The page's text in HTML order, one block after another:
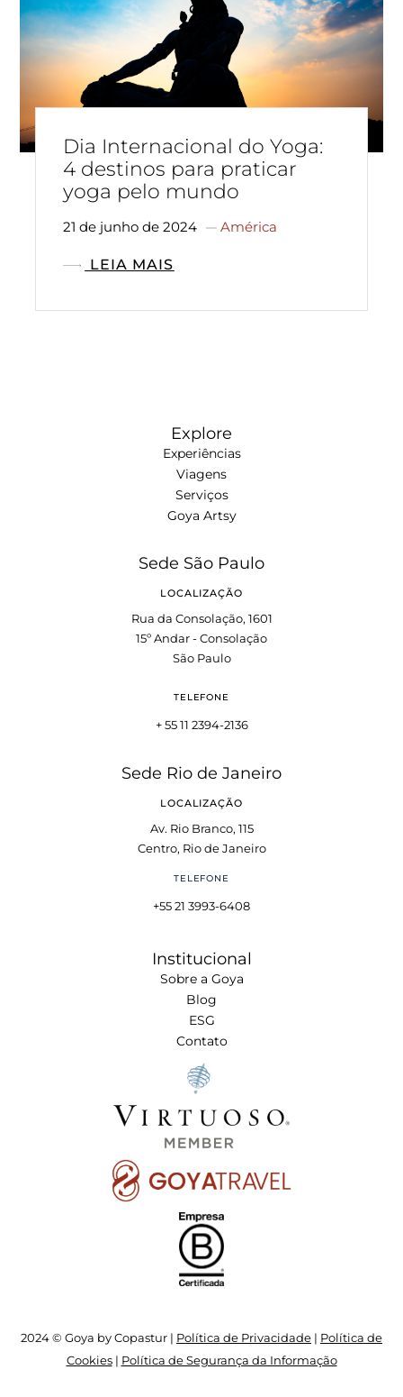
Dia Internacional do Yoga:
4 destinos para praticar
yoga pelo mundo
21 de junho de 2024 América
LEIA MAIS
Explore
Experiências
Viagens
Serviços
Goya Artsy
Sede São Paulo
LOCALIZAÇÃO
Rua da Consolação, 1601
15º Andar - Consolação
São Paulo
TELEFONE
+ 55 11 2394-2136
Sede Rio de Janeiro
LOCALIZAÇÃO
Av. Rio Branco, 115
Centro, Rio de Janeiro
TELEFONE
+55 21 3993-6408
Institucional
Sobre a Goya
Blog
ESG
Contato
2024 © Goya by Copastur | Política de Privacidade | Política de
Cookies| Política de Segurança da Informação